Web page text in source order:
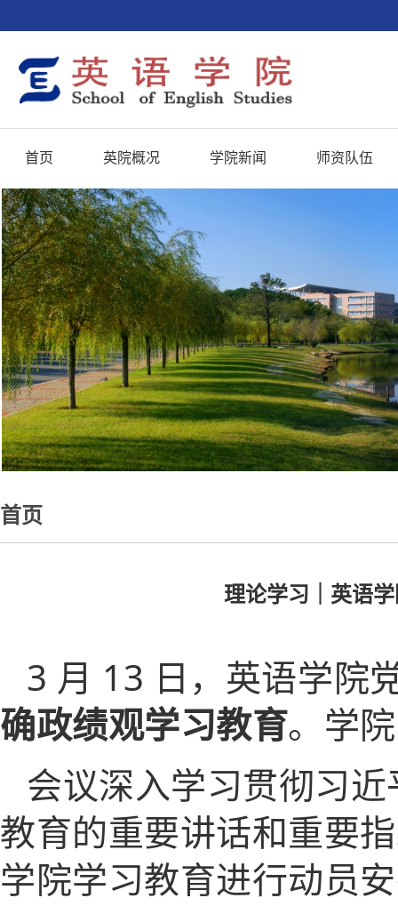
首页 英院概况 学院新闻 师资队伍
首页
理论学习｜英语
3 月 13 日，英语学院
确政绩观学习教育。学
会议深入学习贯彻习
教育的重要讲话和重要
学院学习教育进行动员